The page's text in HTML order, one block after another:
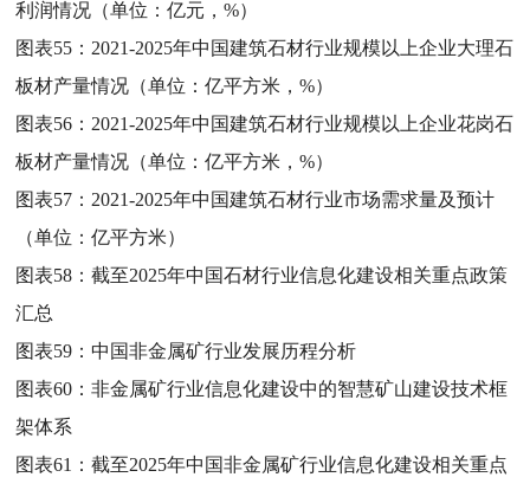
利润情况（单位：亿元，%）
图表55： 2021-2025年中国建筑石材行业规模以上企业大理石
板材产量情况（单位：亿平方米，%）
图表56： 2021-2025年中国建筑石材行业规模以上企业花岗石
板材产量情况（单位：亿平方米，%）
图表57： 2021-2025年中国建筑石材行业市场需求量及预计
（单位：亿平方米）
图表58：截至2025年中国石材行业信息化建设相关重点政策
汇总
图表59：中国非金属矿行业发展历程分析
图表60：非金属矿行业信息化建设中的智慧矿山建设技术框
架体系
图表61：截至2025年中国非金属矿行业信息化建设相关重点